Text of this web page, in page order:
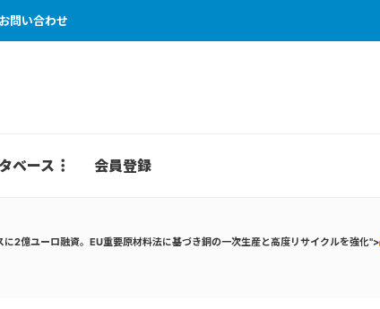
お問い合わせ
ベース 会員登録
に2億ユーロ融資。EU重要原材料法に基づき銅の一次生産と高度リサイクルを強化">